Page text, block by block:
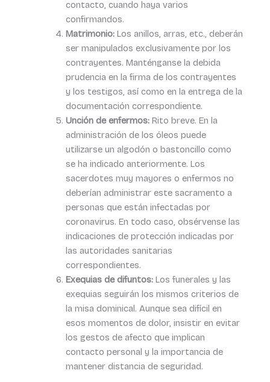
contacto, cuando haya varios
confirmandos.
Matrimonio:Los anillos, arras, etc., deberán
ser manipulados exclusivamente por los
contrayentes. Manténganse la debida
prudencia en la firma de los contrayentes
y los testigos, así como en la entrega de la
documentación correspondiente.
Unción de enfermos:Rito breve. En la
administración de los óleos puede
utilizarse un algodón o bastoncillo como
se ha indicado anteriormente. Los
sacerdotes muy mayores o enfermos no
deberían administrar este sacramento a
personas que están infectadas por
coronavirus. En todo caso, obsérvense las
indicaciones de protección indicadas por
las autoridades sanitarias
correspondientes.
Exequias de difuntos:Los funerales y las
exequias seguirán los mismos criterios de
la misa dominical. Aunque sea difícil en
esos momentos de dolor, insistir en evitar
los gestos de afecto que implican
contacto personal y la importancia de
mantener distancia de seguridad.